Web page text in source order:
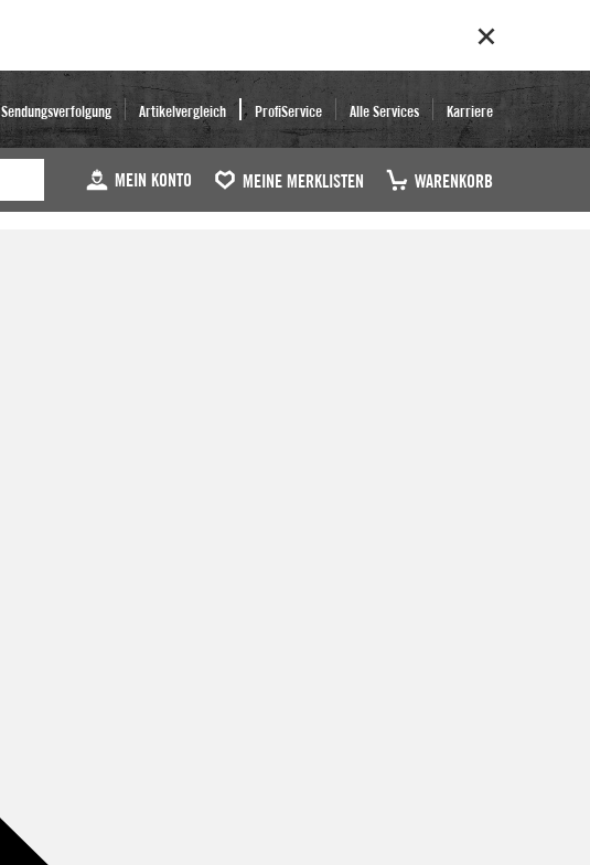
Sendungsverfolgung Artikelvergleich ProfiService Alle Services Karriere
MEIN KONTO MEINE MERKLISTEN WARENKORB